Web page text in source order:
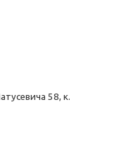
58, к.